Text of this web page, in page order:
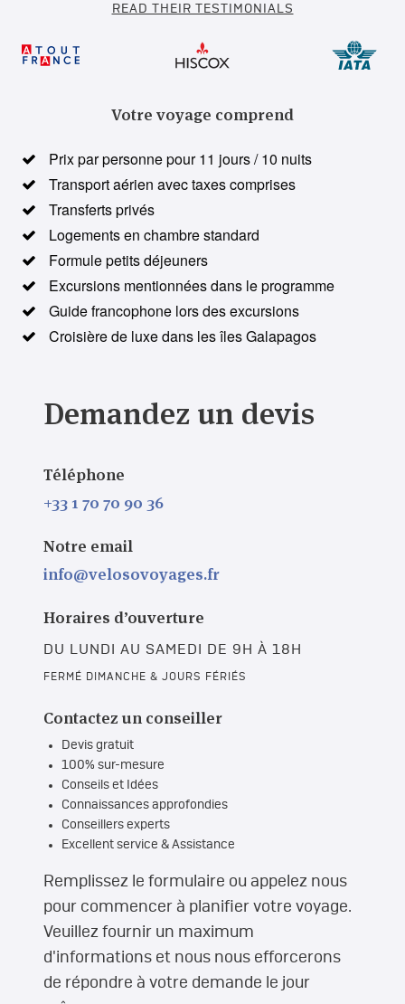
READ THEIR TESTIMONIALS
Votre voyage comprend
Prix par personne pour 11 jours / 10 nuits
Transport aérien avec taxes comprises
Transferts privés
Logements en chambre standard
Formule petits déjeuners
Excursions mentionnées dans le programme
Guide francophone lors des excursions
Croisière de luxe dans les îles Galapagos
Demandez un devis
Téléphone
+33 1 70 70 90 36
Notre email
info@velosovoyages.fr
Horaires d’ouverture
DU LUNDI AU SAMEDI DE 9H À 18H
FERMÉ DIMANCHE & JOURS FÉRIÉS
Contactez un conseiller
Devis gratuit
100% sur-mesure
Conseils et Idées
Connaissances approfondies
Conseillers experts
Excellent service & Assistance
Remplissez le formulaire ou appelez nous
pour commencer à planifier votre voyage.
Veuillez fournir un maximum
d'informations et nous nous efforcerons
de répondre à votre demande le jour